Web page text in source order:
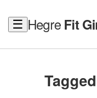
☰ Hegre Fit